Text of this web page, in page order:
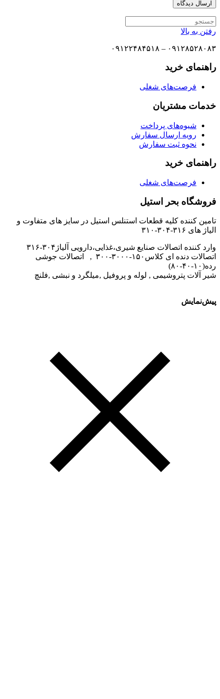
رفتن به بالا
۰۹۱۲۸۵۲۸۰۸۳ – ۰۹۱۲۲۴۸۴۵۱۸
راهنمای خرید
فرصت‌های شغلی
خدمات مشتریان
شیوه‌های پرداخت
رویه ارسال سفارش
نحوه ثبت سفارش
راهنمای خرید
فرصت‌های شغلی
فروشگاه بحر استیل
تامین کننده کلیه قطعات استنلس استیل در سایز های متفاوت و
الیاژ های ۳۱۶-۳۰۴-۳۱۰
وارد کننده اتصالات صنایع شیری،غذایی،دارویی آلیاژ۳۰۴-۳۱۶
اتصالات دنده ای کلاس۱۵۰-۳۰۰۰-۳۰۰ , اتصالات جوشی
رده(۱۰-۴۰-۸۰)
شیر آلات پتروشیمی , لوله و پروفیل ,میلگرد و نبشی ,فلنچ
پیش‌نمایش